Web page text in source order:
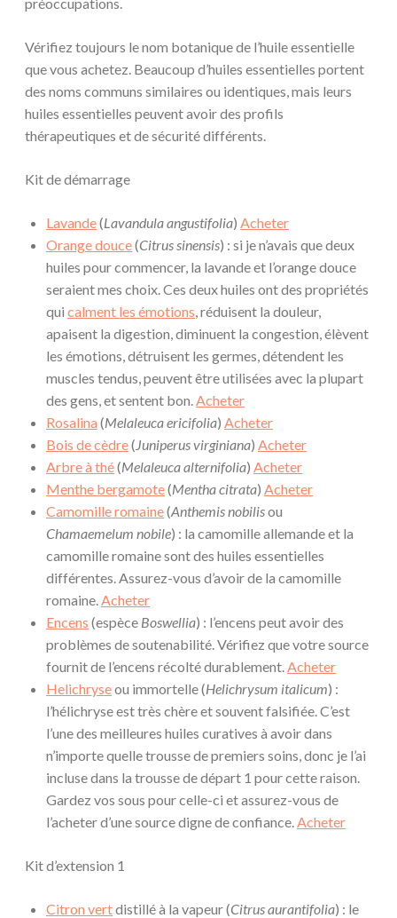
Vérifiez toujours le nom botanique de l’huile essentielle
que vous achetez. Beaucoup d’huiles essentielles portent
des noms communs similaires ou identiques, mais leurs
huiles essentielles peuvent avoir des profils
thérapeutiques et de sécurité différents.
Kit de démarrage
Lavande(Lavandula angustifolia) Acheter
Orange douce(Citrus sinensis) : si je n’avais que deux
huiles pour commencer, la lavande et l’orange douce
seraient mes choix. Ces deux huiles ont des propriétés
qui calment les émotions , réduisent la douleur,
apaisent la digestion, diminuent la congestion, élèvent
les émotions, détruisent les germes, détendent les
muscles tendus, peuvent être utilisées avec la plupart
des gens, et sentent bon. Acheter
Rosalina (Melaleuca ericifolia) Acheter
Bois de cèdre( Juniperus virginiana) Acheter
Arbre à thé(Melaleuca alternifolia) Acheter
Menthe bergamote(Mentha citrata) Acheter
Camomille romaine(Anthemis nobilisou
Chamaemelum nobile) : la camomille allemande et la
camomille romaine sont des huiles essentielles
différentes. Assurez-vous d’avoir de la camomille
romaine. Acheter
Encens (espèce Boswellia) : l’encens peut avoir des
problèmes de soutenabilité. Vérifiez que votre source
fournit de l’encens récolté durablement. Acheter
Helichryseou immortelle (Helichrysum italicum) :
l’hélichryse est très chère et souvent falsifiée. C’est
l’une des meilleures huiles curatives à avoir dans
n’importe quelle trousse de premiers soins, donc je l’ai
incluse dans la trousse de départ 1 pour cette raison.
Gardez vos sous pour celle-ci et assurez-vous de
l’acheter d’une source digne de confiance. Acheter
Kit d’extension 1
Citron vertdistillé à la vapeur (Citrus aurantifolia) : le